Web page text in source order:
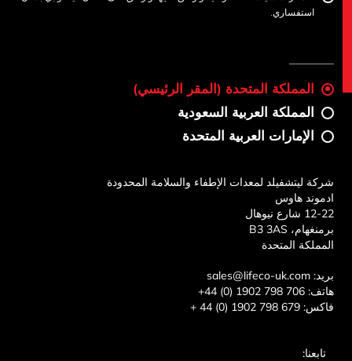
استفساري.
المملكة المتحدة (المقر الرئيسي)
المملكة العربية السعودية
الإمارات العربية المتحدة
شركة ليتشفيلد لمعدات الإطفاء والسلامة المحدودة
ادموند هاوس
12-22 شارع نيوهال
برمنغهام، B3 3AS
المملكة المتحدة
بريد:sales@lifeco-uk.com
هاتف: +44 (0) 1902 798 706
فاكس:+ 44 (0) 1902 798 679
تابعنا: